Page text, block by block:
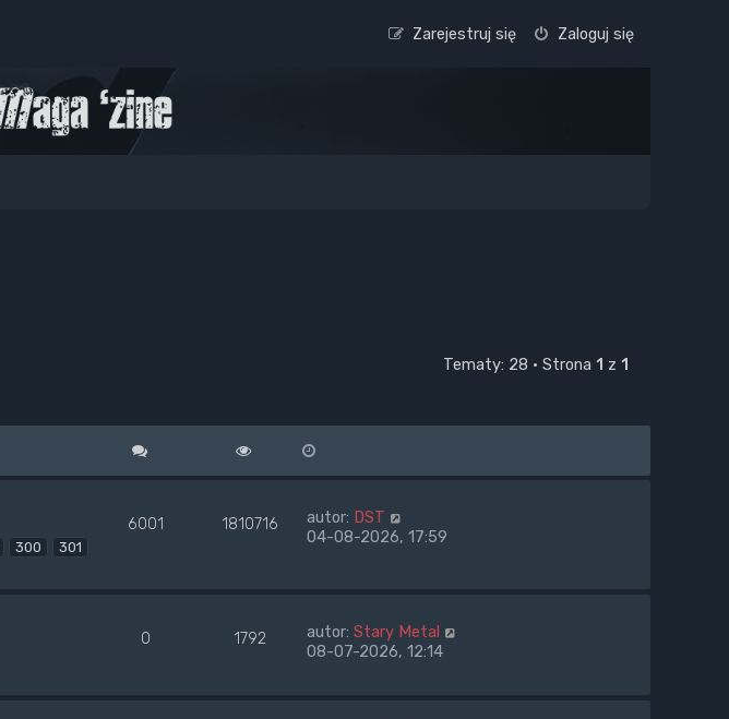
Zaloguj się
Zarejestruj się
Tematy: 28 • Strona 1 z 1
300 301
6001 1810716 autor: DST
04-08-2026, 17:59
0 1792 autor: Stary Metal
08-07-2026, 12:14